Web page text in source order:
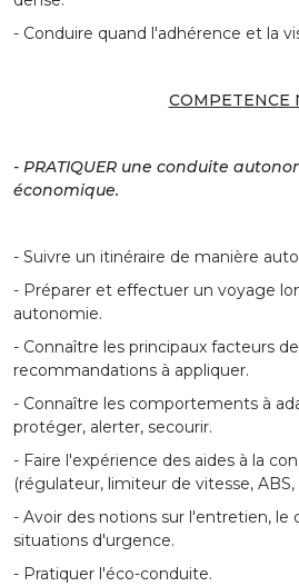
- Conduire quand l'adhérence et la
COMPETENCE
- PRATIQUER une conduite
économique.
- Suivre un itinéraire de manière
- Préparer et effectuer un voyage
autonomie.
- Connaître les principaux facteurs
recommandations à appliquer.
- Connaître les comportements à
protéger, alerter, secourir.
- Faire l'expérience des aides à la
(régulateur, limiteur de vitesse,
- Avoir des notions sur l'entretien, le
situations d'urgence.
- Pratiquer l'éco-conduite.